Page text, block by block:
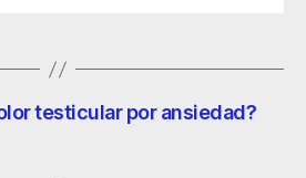
testicular por ansiedad?